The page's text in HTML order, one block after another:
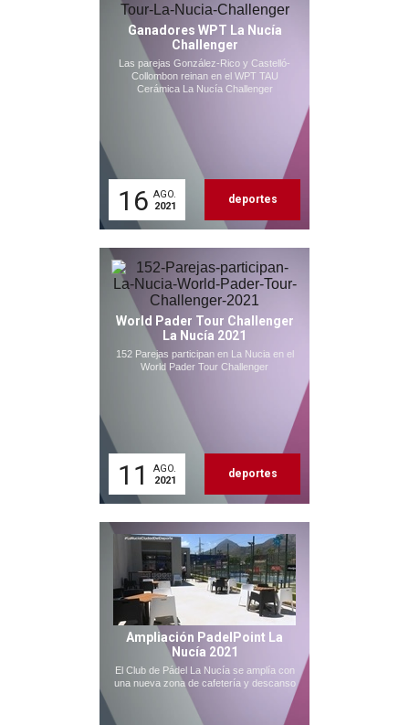
Ganadores WPT La Nucía
Challenger
Las parejas González-Rico y Castelló-
Collombon reinan en el WPT TAU
Cerámica La Nucía Challenger
16 AGO.
2021
deportes
World Pader Tour Challenger
La Nucía 2021
152 Parejas participan en La Nucia en el
World Pader Tour Challenger
11
AGO.
2021
deportes
Ampliación PadelPoint La
Nucía 2021
El Club de Pádel La Nucía se amplía con
una nueva zona de cafetería y descanso